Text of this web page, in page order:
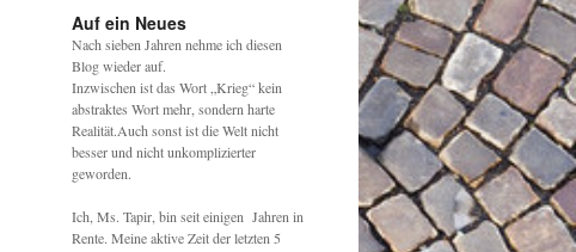
Auf ein Neues
Nach sieben Jahren nehme ich diesen
Blog wieder auf.
Inzwischen ist das Wort „Krieg“ kein
abstraktes Wort mehr, sondern harte
Realität.Auch sonst ist die Welt nicht
besser und nicht unkomplizierter
geworden.
Ich, Ms. Tapir, bin seit einigen Jahren in
Rente. Meine aktive Zeit der letzten 5